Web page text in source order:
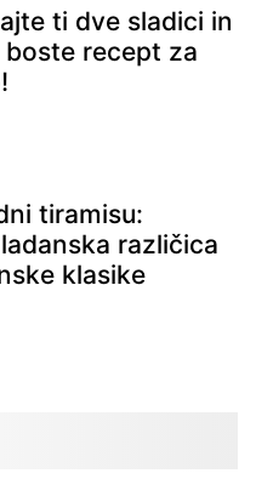
ti dve sladici in
boste recept za
tiramisu:
različica
klasike